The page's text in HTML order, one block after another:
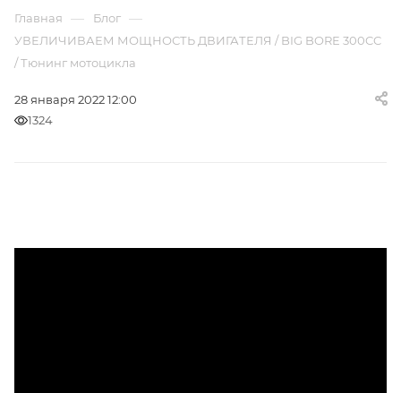
Главная — Блог —
УВЕЛИЧИВАЕМ МОЩНОСТЬ ДВИГАТЕЛЯ / BIG BORE 300CC
/ Тюнинг мотоцикла
28 января 2022 12:00
1324